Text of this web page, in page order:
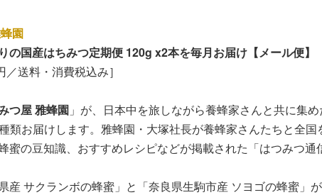
園
の国産はちみつ定期便 120g x2本を毎月お届け【メール便】
／送料・消費税込み］
つ屋 雅蜂園 」が、日本中を旅しながら養蜂家さんと共に集
類お届けします。雅蜂園・大塚社長が養蜂家さんたちと全国
蜜の豆知識、おすすめレシピなどが掲載された「はつみつ通
産 サクランボの蜂蜜」と「奈良県生駒市産 ソヨゴの蜂蜜」